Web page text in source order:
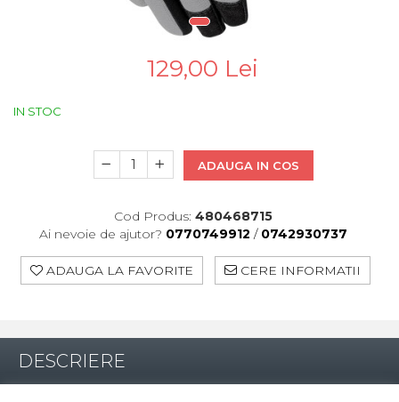
Schimbatoare Viteze
Sei Bicicleta
129,00 Lei
IN STOC
ADAUGA IN COS
Cod Produs: 480468715
Ai nevoie de ajutor? 0770749912 / 0742930737
ADAUGA LA FAVORITE CERE INFORMATII
DESCRIERE